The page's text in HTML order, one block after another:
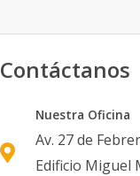
Contáctanos
Nuestra Oficina
Av. 27 de
Edificio Miguel